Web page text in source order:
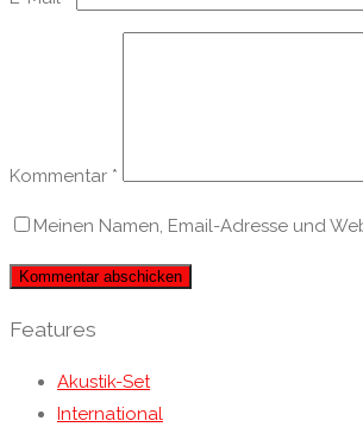
Kommentar *
Meinen Namen, Email-Adresse und
Features
Akustik-Set
International